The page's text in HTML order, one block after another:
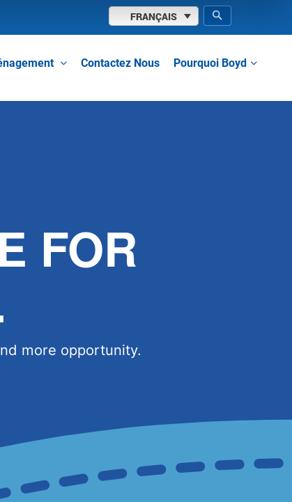
FRANÇAIS
Contactez Nous Pourquoi Boyd
FOR
more opportunity.